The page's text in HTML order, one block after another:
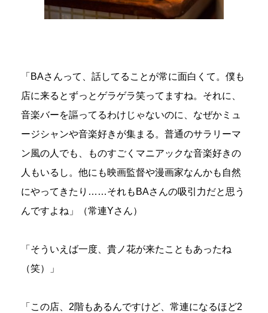
「BAさんって、話してることが常に面白くて。僕も
店に来るとずっとゲラゲラ笑ってますね。それに、
音楽バーを謳ってるわけじゃないのに、なぜかミュ
ージシャンや音楽好きが集まる。普通のサラリーマ
ン風の人でも、ものすごくマニアックな音楽好きの
人もいるし。他にも映画監督や漫画家なんかも自然
にやってきたり……それもBAさんの吸引力だと思う
んですよね」（常連Yさん）
「そういえば一度、貴ノ花が来たこともあったね
（笑）」
「この店、2階もあるんですけど、常連になるほど2